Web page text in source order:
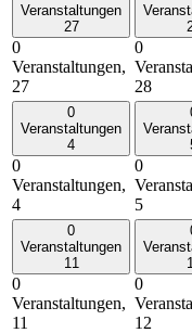
Veranstaltungen
27
0
Veranstaltungen,
27
0
28
0
Veranstaltungen
4
0
Veranstaltungen,
4
0
5
0
Veranstaltungen
11
0
Veranstaltungen,
11
0
12